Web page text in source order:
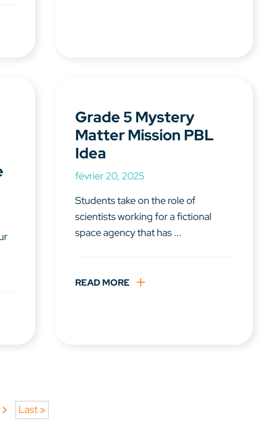
Grade 5 Mystery
Matter Mission PBL
Idea
février 20, 2025
Students take on the role of
scientists working for a fictional
space agency that has ...
READ MORE
Last »